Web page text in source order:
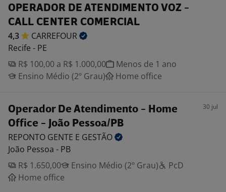
OPERADOR DE ATENDIMENTO VOZ -
CALL CENTER COMERCIAL
4,3
CARREFOUR
Recife - PE
R$ 100,00 a R$ 1.000,00
Menos de 1 ano
Ensino Médio (2º Grau)
Home office
Operador De Atendimento - Home
Office - João Pessoa/PB
30 jul
REPONTO GENTE E GESTÃO
João Pessoa - PB
R$ 1.650,00
Ensino Médio (2º Grau)
PcD
Home office